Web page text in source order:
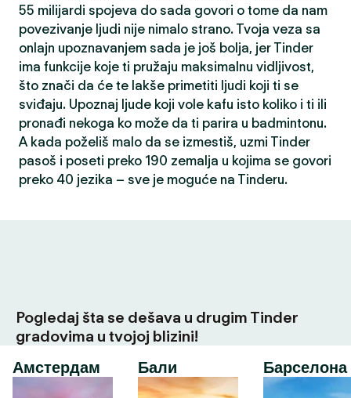
55 milijardi spojeva do sada govori o tome da nam
povezivanje ljudi nije nimalo strano. Tvoja veza sa
onlajn upoznavanjem sada je još bolja, jer Tinder
ima funkcije koje ti pružaju maksimalnu vidljivost,
što znači da će te lakše primetiti ljudi koji ti se
sviđaju. Upoznaj ljude koji vole kafu isto koliko i ti ili
pronađi nekoga ko može da ti parira u badmintonu.
A kada poželiš malo da se izmestiš, uzmi Tinder
pasoš i poseti preko 190 zemalja u kojima se govori
preko 40 jezika – sve je moguće na Tinderu.
Pogledaj šta se dešava u drugim Tinder
gradovima u tvojoj blizini!
Амстердам
Бали Барселона